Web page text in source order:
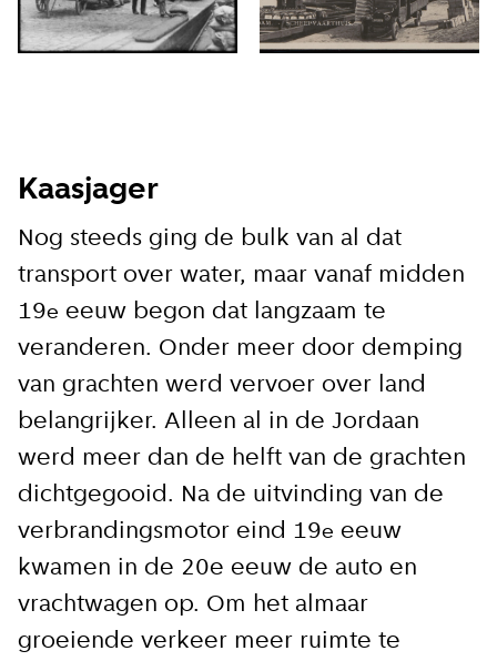
Kaasjager
Nog steeds ging de bulk van al dat
transport over water, maar vanaf midden
19e eeuw begon dat langzaam te
veranderen. Onder meer door demping
van grachten werd vervoer over land
belangrijker. Alleen al in de Jordaan
werd meer dan de helft van de grachten
dichtgegooid. Na de uitvinding van de
verbrandingsmotor eind 19e eeuw
kwamen in de 20e eeuw de auto en
vrachtwagen op. Om het almaar
groeiende verkeer meer ruimte te